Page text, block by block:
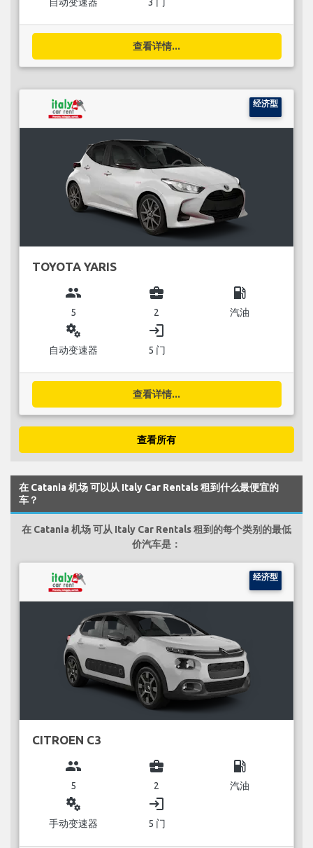
查看详情...
经济型
TOYOTA YARIS
group
5
business_center
2
local_gas_station
汽油
miscellaneous_services
自动变速器
login
5 门
查看详情...
查看所有
在 Catania 机场 可以从 Italy Car Rentals 租到什么最便宜的
车？
在 Catania 机场 可从 Italy Car Rentals 租到的每个类别的最低
价汽车是：
经济型
CITROEN C3
group
5
business_center
2
local_gas_station
汽油
miscellaneous_services
手动变速器
login
5 门